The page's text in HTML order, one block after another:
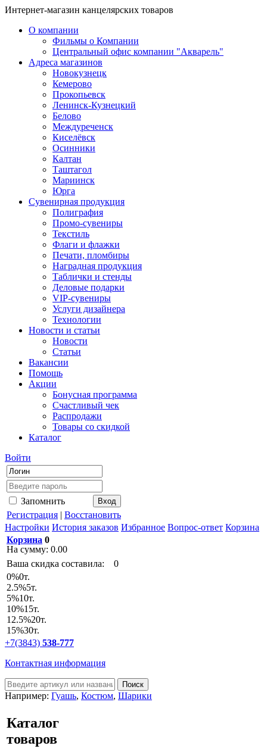
Интернет-магазин канцелярских товаров
О компании
Фильмы о Компании
Центральный офис компании "Акварель"
Адреса магазинов
Новокузнецк
Кемерово
Прокопьевск
Ленинск-Кузнецкий
Белово
Междуреченск
Киселёвск
Осинники
Калтан
Таштагол
Мариинск
Юрга
Сувенирная продукция
Полиграфия
Промо-сувениры
Текстиль
Флаги и флажки
Печати, пломбиры
Наградная продукция
Таблички и стенды
Деловые подарки
VIP-сувениры
Услуги дизайнера
Технологии
Новости и статьи
Новости
Статьи
Вакансии
Помощь
Акции
Бонусная программа
Счастливый чек
Распродажи
Товары со скидкой
Каталог
Войти
Запомнить
Регистрация | Восстановить
Настройки История заказов Избранное Вопрос-ответ Корзина
Корзина 0
На сумму: 0.00
Ваша скидка составила:
0
0%0т.
2.5%5т.
5%10т.
10%15т.
12.5%20т.
15%30т.
+7(3843) 538-777
Контактная информация
Например: Гуашь, Костюм, Шарики
Каталог
товаров